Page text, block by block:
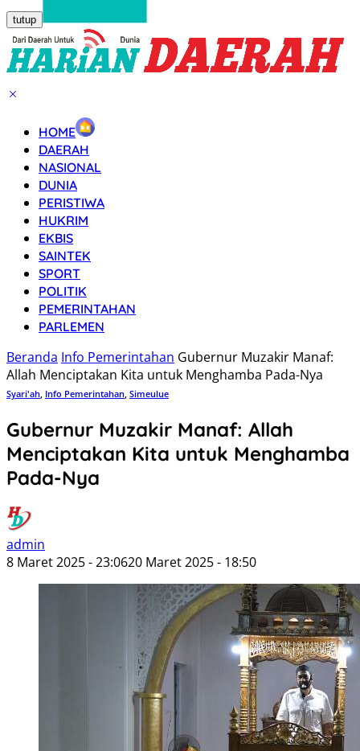
tutup
HOME
DAERAH
NASIONAL
DUNIA
PERISTIWA
HUKRIM
EKBIS
SAINTEK
SPORT
POLITIK
PEMERINTAHAN
PARLEMEN
Beranda Info Pemerintahan Gubernur Muzakir Manaf:
Allah Menciptakan Kita untuk Menghamba Pada-Nya
Syari'ah, Info Pemerintahan, Simeulue
Gubernur Muzakir Manaf: Allah
Menciptakan Kita untuk Menghamba
Pada-Nya
admin
8 Maret 2025 - 23:0620 Maret 2025 - 18:50